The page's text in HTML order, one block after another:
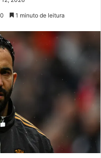
0 1 minuto de leitura